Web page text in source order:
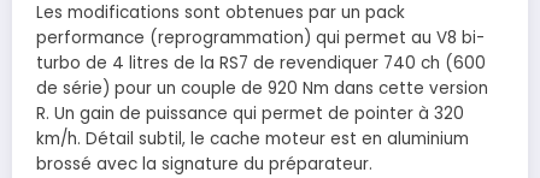
Les modifications sont obtenues par un pack
performance (reprogrammation) qui permet au V8 bi-
turbo de 4 litres de la RS7 de revendiquer 740 ch (600
de série) pour un couple de 920 Nm dans cette version
R. Un gain de puissance qui permet de pointer à 320
km/h. Détail subtil, le cache moteur est en aluminium
brossé avec la signature du préparateur.